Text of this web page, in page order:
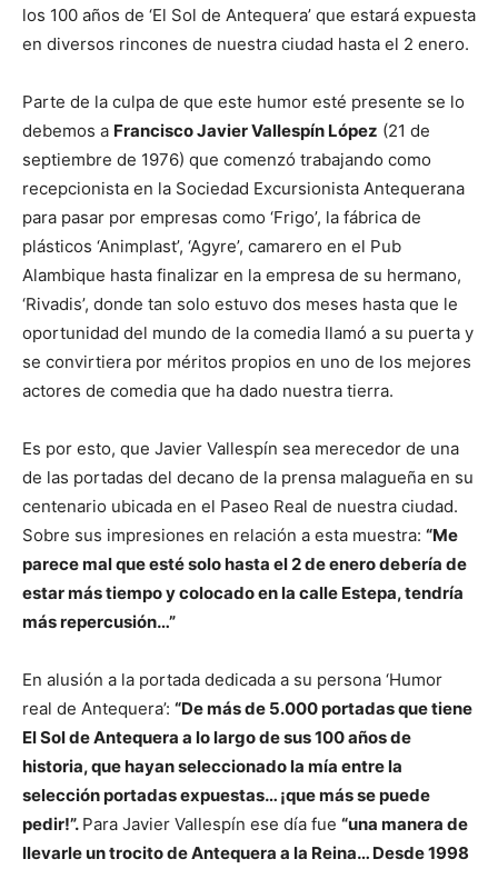
los 100 años de ‘El Sol de Antequera’ que estará expuesta
en diversos rincones de nuestra ciudad hasta el 2 enero.
Parte de la culpa de que este humor esté presente se lo
debemos a Francisco Javier Vallespín López (21 de
septiembre de 1976) que comenzó trabajando como
recepcionista en la Sociedad Excursionista Antequerana
para pasar por empresas como ‘Frigo’, la fábrica de
plásticos ‘Animplast’, ‘Agyre’, camarero en el Pub
Alambique hasta finalizar en la empresa de su hermano,
‘Rivadis’, donde tan solo estuvo dos meses hasta que le
oportunidad del mundo de la comedia llamó a su puerta y
se convirtiera por méritos propios en uno de los mejores
actores de comedia que ha dado nuestra tierra.
Es por esto, que Javier Vallespín sea merecedor de una
de las portadas del decano de la prensa malagueña en su
centenario ubicada en el Paseo Real de nuestra ciudad.
Sobre sus impresiones en relación a esta muestra: “Me
parece mal que esté solo hasta el 2 de enero debería de
estar más tiempo y colocado en la calle Estepa, tendría
más repercusión…”
En alusión a la portada dedicada a su persona ‘Humor
real de Antequera’: “De más de 5.000 portadas que tiene
El Sol de Antequera a lo largo de sus 100 años de
historia, que hayan seleccionado la mía entre la
selección portadas expuestas… ¡que más se puede
pedir!”. Para Javier Vallespín ese día fue “una manera de
llevarle un trocito de Antequera a la Reina… Desde 1998